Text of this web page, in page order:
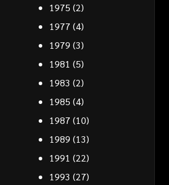
1975 (2)
1977 (4)
1979 (3)
1981 (5)
1983 (2)
1985 (4)
1987 (10)
1989 (13)
1991 (22)
1993 (27)